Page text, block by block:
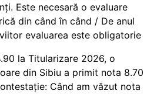
Este necesară o evaluare
din când în când / De anul
evaluarea este obligatorie
la Titularizare 2026, o
din Sibiu a primit nota 8.70
Când am văzut nota